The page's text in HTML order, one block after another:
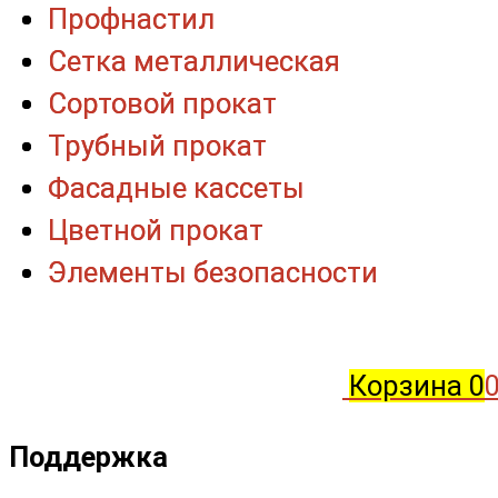
Корзина 0
Поддержка
Профнастил
Сетка металлическая
Сортовой прокат
Трубный прокат
Фасадные кассеты
Цветной прокат
Элементы безопасности
Профнастил
Сетка металлическая
Сортовой прокат
Трубный прокат
Фасадные кассеты
Цветной прокат
Элементы безопасности